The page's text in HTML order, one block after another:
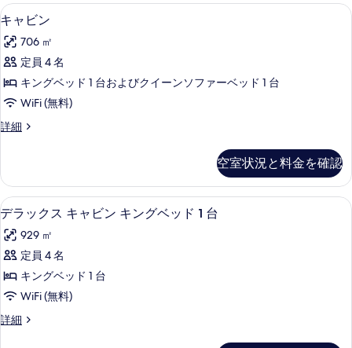
リ
ア
フ
リ
ー
ラ
ン
ビ
ュ
ー
の
す
べ
て
ッ
ド
ー
ム
リ
ア
リ
ー
ン
ビ
ュ
ー
の
詳
キ
ャ
ビ
ン
の
べ
の
写
真
を
表
示
す
る
キャビン | 1 室のベッドルーム、アイ
5
キャビン
706 ㎡
定員 4 名
キングベッド 1 台およびクイーンソファーベッド 1 台
WiFi (無料)
詳細
キ
の
詳
細
空室状況と料金を確認
デ
ラ
ッ
ク
ス
ャ
デラックス キャビン キングベッド 1
8
デラックス キャビン キングベッド 1 台
929 ㎡
定員 4 名
キングベッド 1 台
WiFi (無料)
詳細
デ